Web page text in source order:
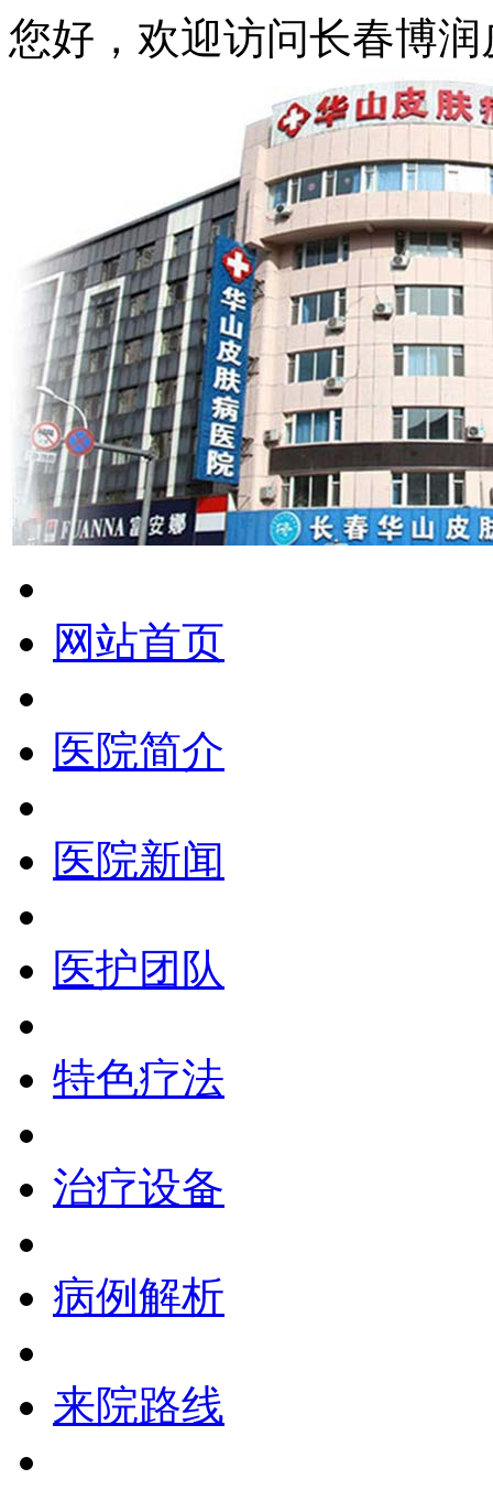
您好，欢迎访问长春博
网站首页
医院简介
医院新闻
医护团队
特色疗法
治疗设备
病例解析
来院路线